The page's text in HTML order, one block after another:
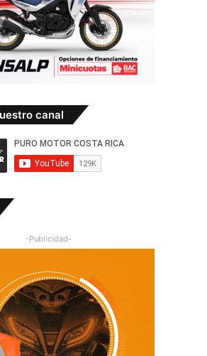
canal
-Publicidad-